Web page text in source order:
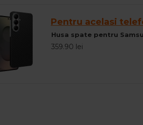
Pentru acelasi
359.90 lei